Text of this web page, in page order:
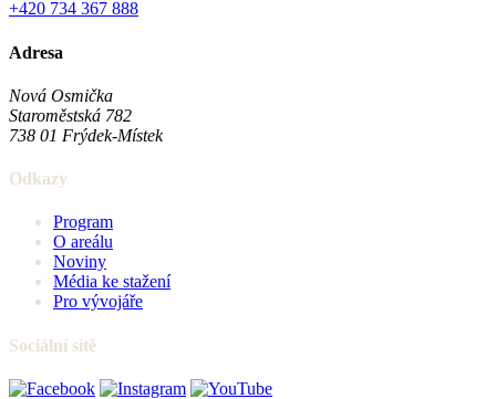
+420 734 367 888
Adresa
Nová Osmička
Staroměstská 782
738 01 Frýdek-Místek
Odkazy
Program
O areálu
Noviny
Média ke stažení
Pro vývojáře
Sociální sítě